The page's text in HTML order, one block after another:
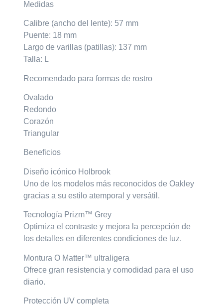
Medidas
Calibre (ancho del lente): 57 mm
Puente: 18 mm
Largo de varillas (patillas): 137 mm
Talla: L
Recomendado para formas de rostro
Ovalado
Redondo
Corazón
Triangular
Beneficios
Diseño icónico Holbrook
Uno de los modelos más reconocidos de Oakley
gracias a su estilo atemporal y versátil.
Tecnología Prizm™ Grey
Optimiza el contraste y mejora la percepción de
los detalles en diferentes condiciones de luz.
Montura O Matter™ ultraligera
Ofrece gran resistencia y comodidad para el uso
diario.
Protección UV completa